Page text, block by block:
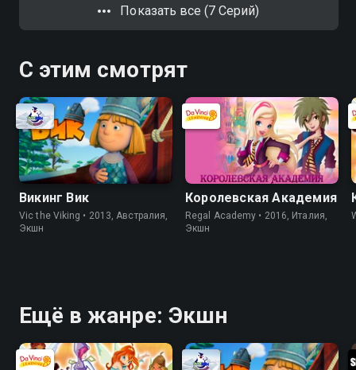
Показать все (7 Серий)
С этим смотрят
Викинг Вик
Vic the Viking • 2013, Австралия,
Экшн
Королевская Академия
Regal Academy • 2016, Италия,
Экшн
Ещё в жанре: Экшн